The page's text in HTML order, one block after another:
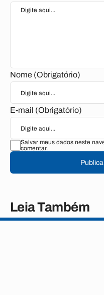
Nome (Obrigatório)
E-mail (Obrigatório)
Salvar meus dados neste
comentar.
Leia Também